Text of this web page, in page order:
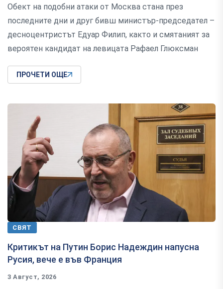
Обект на подобни атаки от Москва стана през
последните дни и друг бивш министър-председател –
десноцентристът Едуар Филип, както и смятаният за
вероятен кандидат на левицата Рафаел Глюксман
ПРОЧЕТИ ОЩЕ
СВЯТ
Критикът на Путин Борис Надеждин напусна
Русия, вече е във Франция
3 Август, 2026